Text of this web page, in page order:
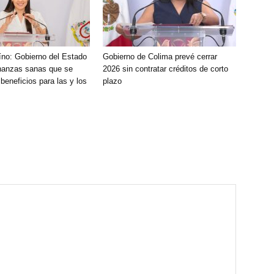
Gobierno del Estado
sanas que se
para las y los
Gobierno de Colima prevé cerrar
2026 sin contratar créditos de corto
plazo